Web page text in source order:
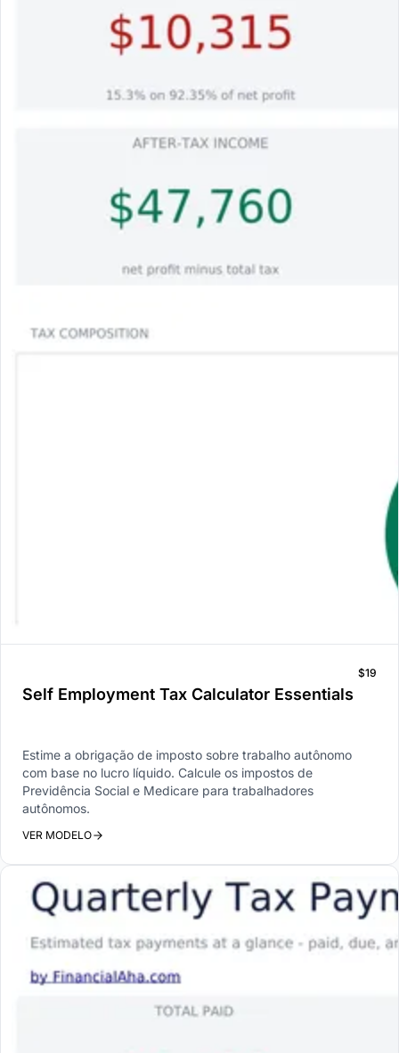
Self Employment Tax Calculator Essentials
$19
Estime a obrigação de imposto sobre trabalho autônomo
com base no lucro líquido. Calcule os impostos de
Previdência Social e Medicare para trabalhadores
autônomos.
VER MODELO